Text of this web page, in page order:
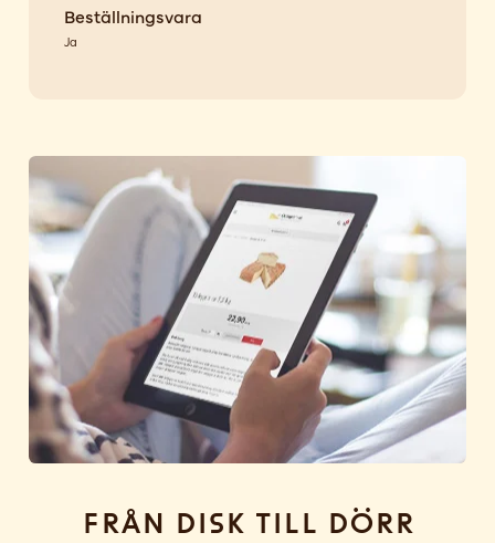
Beställningsvara
Ja
Från disk till dörr